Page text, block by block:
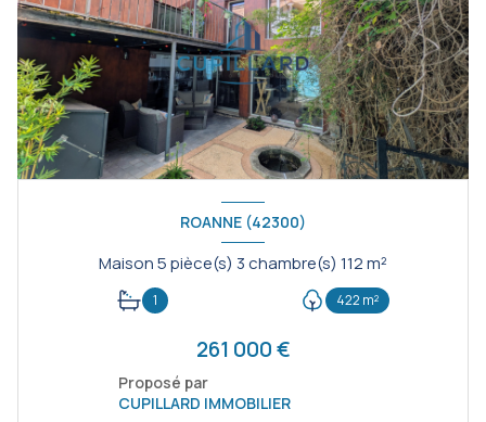
ROANNE (42300)
Maison 5 pièce(s) 3 chambre(s) 112 m²
1 422 m²
261 000 €
Proposé par
CUPILLARD IMMOBILIER